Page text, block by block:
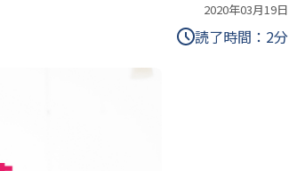
2020年03月19日
読了時間： 2分